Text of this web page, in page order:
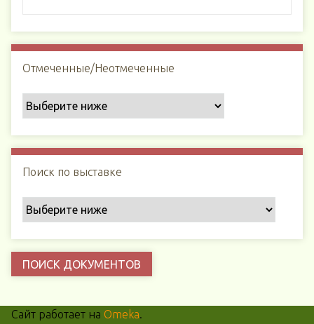
Отмеченные/Неотмеченные
Поиск по выставке
Сайт работает на Omeka.